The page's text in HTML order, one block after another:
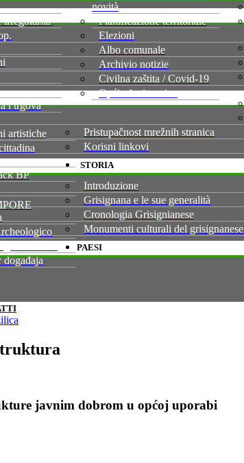
irregolarita'
i trgova
novità
Pianificazione territoriale
Elezioni
Albo comunale
Archivio notizie
Civilna zaštita / Covid-19
Općinska imovina
artistiche
BP
događaja
Pristupačnost mrežnih stranica
Korisni linkovi
STORIA
Introduzione
Grisignana e le sue generalità
Cronologia Grisignianese
Monumenti culturali del grisignanese
PAESI
javnim dobrom u općoj uporabi